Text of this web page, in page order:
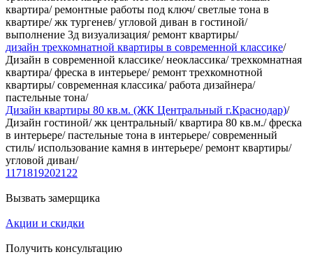
квартира/ ремонтные работы под ключ/ светлые тона в
квартире/ жк тургенев/ угловой диван в гостиной/
выполнение 3д визуализация/ ремонт квартиры/
дизайн трехкомнатной квартиры в современной классике/
Дизайн в современной классике/ неоклассика/ трехкомнатная
квартира/ фреска в интерьере/ ремонт трехкомнотной
квартиры/ современная классика/ работа дизайнера/
пастельные тона/
Дизайн квартиры 80 кв.м. (ЖК Центральный г.Краснодар)/
Дизайн гостиной/ жк центральный/ квартира 80 кв.м./ фреска
в интерьере/ пастельные тона в интерьере/ современный
стиль/ использование камня в интерьере/ ремонт квартиры/
угловой диван/
11718192021 22
Вызвать замерщика
Акции и скидки
Получить консультацию